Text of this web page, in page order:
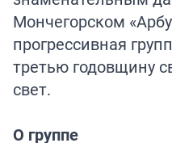
Мончегорском
прогрессивная
третью годовщину
свет.
О группе